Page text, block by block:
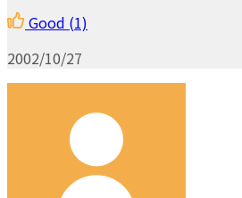
Good (1)
2002/10/27